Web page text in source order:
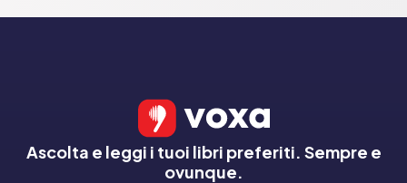
Ascolta e leggi i tuoi libri preferiti. Sempre e
ovunque.